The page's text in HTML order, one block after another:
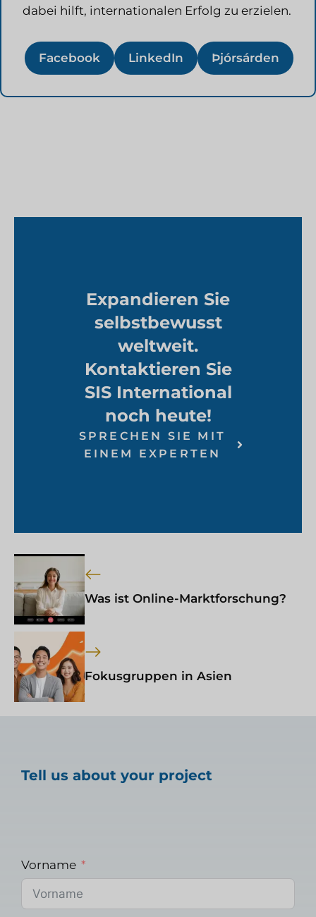
dabei hilft, internationalen Erfolg zu erzielen.
Facebook LinkedIn Þjórsárden
Expandieren Sie
selbstbewusst
weltweit.
Kontaktieren Sie
SIS International
noch heute!
SPRECHEN SIE MIT
EINEM EXPERTEN
Was ist Online-Marktforschung?
Fokusgruppen in Asien
Tell us about your project
Vorname